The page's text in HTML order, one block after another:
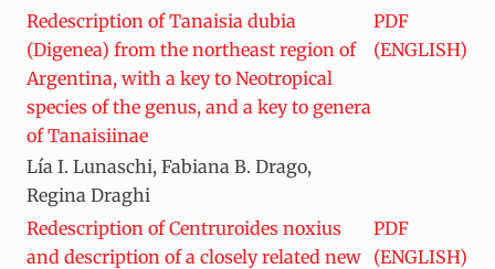
Redescription of Tanaisia dubia
(Digenea) from the northeast region of
Argentina, with a key to Neotropical
species of the genus, and a key to genera
of Tanaisiinae
PDF
(ENGLISH)
Lía I. Lunaschi, Fabiana B. Drago,
Regina Draghi
Redescription of Centruroides noxius
and description of a closely related new
PDF
(ENGLISH)